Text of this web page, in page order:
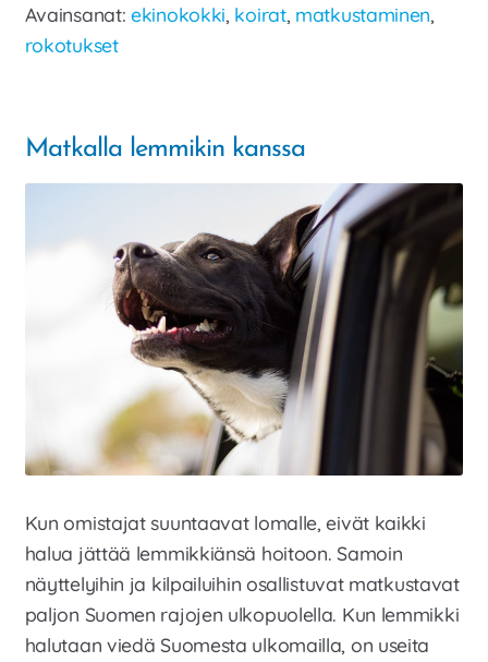
Pohjoismaissa
Avainsanat:ekinokokki, koirat, matkustaminen,
rokotukset
Matkalla lemmikin kanssa
Kun omistajat suuntaavat lomalle, eivät kaikki
halua jättää lemmikkiänsä hoitoon. Samoin
näyttelyihin ja kilpailuihin osallistuvat matkustavat
paljon Suomen rajojen ulkopuolella. Kun lemmikki
halutaan viedä Suomesta ulkomailla, on useita